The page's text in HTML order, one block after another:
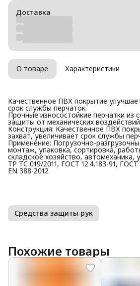
Доставка
О товаре Характеристики
Качественное ПВХ покрытие
срок службы перчаток.
Прочные износостойкие перчатки из
защиты от механических
Конструкция: Качественное ПВХ
захват, увеличивает срок службы
Применение: Погрузочно-
монтаж, упаковка, сортировка,
складское хозяйство, автомеханика,
ТР ТС 019/2011, ГОСТ 12.4.183-91,
EN 388-2012
Средства защиты рук
Похожие товары